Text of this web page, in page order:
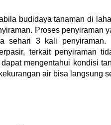
budidaya tanaman di
Proses penyiraman
sehari 3 kali
terkait penyiraman
mengentahui kondisi
air bisa langsung